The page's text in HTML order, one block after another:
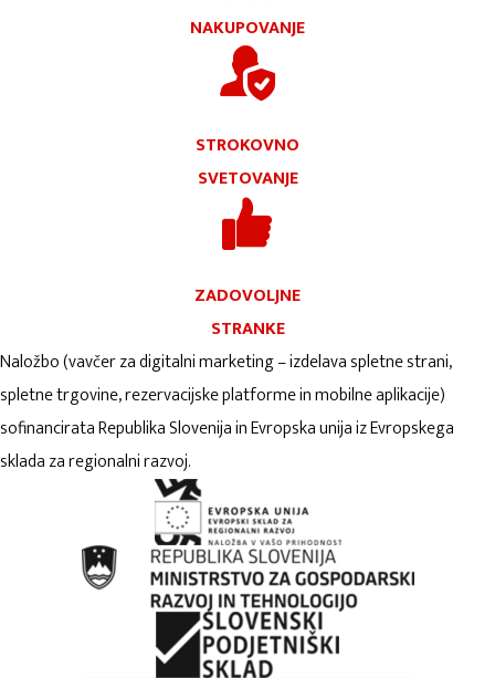
NAKUPOVANJE
STROKOVNO
SVETOVANJE
ZADOVOLJNE
STRANKE
Naložbo (vavčer za digitalni marketing – izdelava spletne strani,
spletne trgovine, rezervacijske platforme in mobilne aplikacije)
sofinancirata Republika Slovenija in Evropska unija iz Evropskega
sklada za regionalni razvoj.